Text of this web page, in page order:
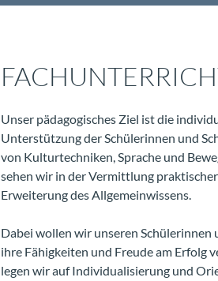
Unser pädagogisches Ziel ist die
Unterstützung der Schülerinnen und
von Kulturtechniken, Sprache und
sehen wir in der Vermittlung
Erweiterung des Allgemeinwissens.
Dabei wollen wir unseren Schülerinnen
ihre Fähigkeiten und Freude am Erfolg
legen wir auf Individualisierung und